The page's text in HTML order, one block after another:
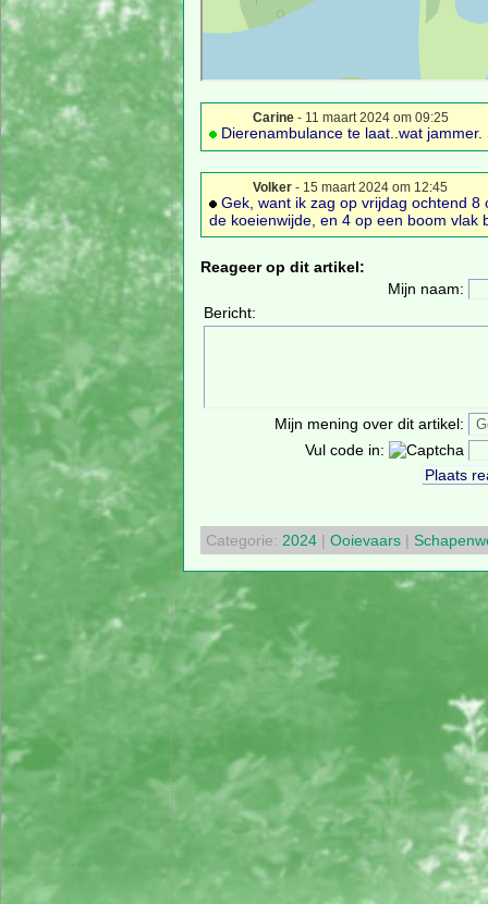
Carine- 11 maart 2024 om 09:25
Dierenambulance te laat..wat jammer.
Volker- 15 maart 2024 om 12:45
Gek, want ik zag op vrijdag ochtend 8
de koeienwijde, en 4 op een boom vlak
Reageer op dit artikel:
Mijn naam:
Bericht:
Mijn mening over dit artikel:
Vul code in:
Categorie: 2024| Ooievaars|